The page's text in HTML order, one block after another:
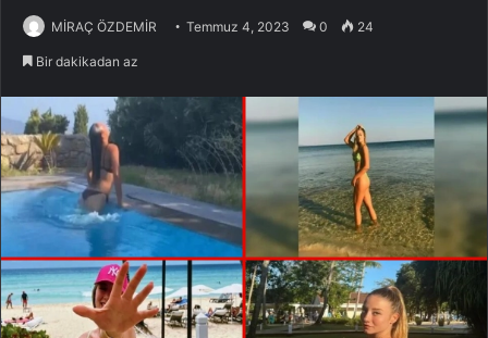
MİRAÇ ÖZDEMİR Temmuz 4, 2023 0 24
Bir dakikadan az